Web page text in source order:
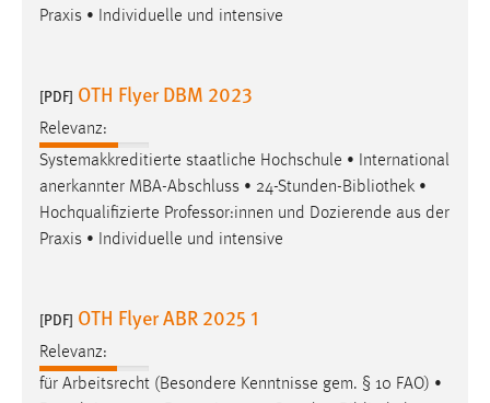
Praxis • Individuelle und intensive
[PDF] OTH Flyer DBM 2023
Relevanz:
Systemakkreditierte staatliche Hochschule • International
anerkannter MBA-Abschluss • 24-Stunden-Bibliothek •
Hochqualifizierte Professor:innen und Dozierende aus der
Praxis • Individuelle und intensive
[PDF] OTH Flyer ABR 2025 1
Relevanz:
für Arbeitsrecht (Besondere Kenntnisse gem. § 10 FAO) •